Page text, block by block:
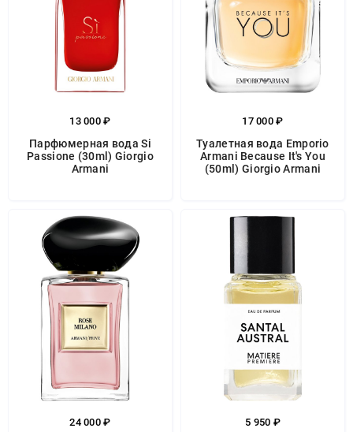
13 000 ₽
Парфюмерная вода Si
Passione (30ml) Giorgio
Armani
17 000 ₽
Туалетная вода Emporio
Armani Because It's You
(50ml) Giorgio Armani
24 000 ₽ 5 950 ₽